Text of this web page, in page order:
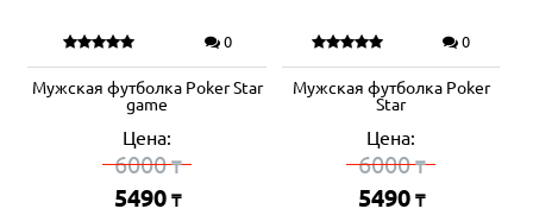
0
Мужская футболка Poker Star
game
Цена:
6000₸
5490 ₸
0
Мужская футболка Poker
Star
Цена:
6000₸
5490 ₸